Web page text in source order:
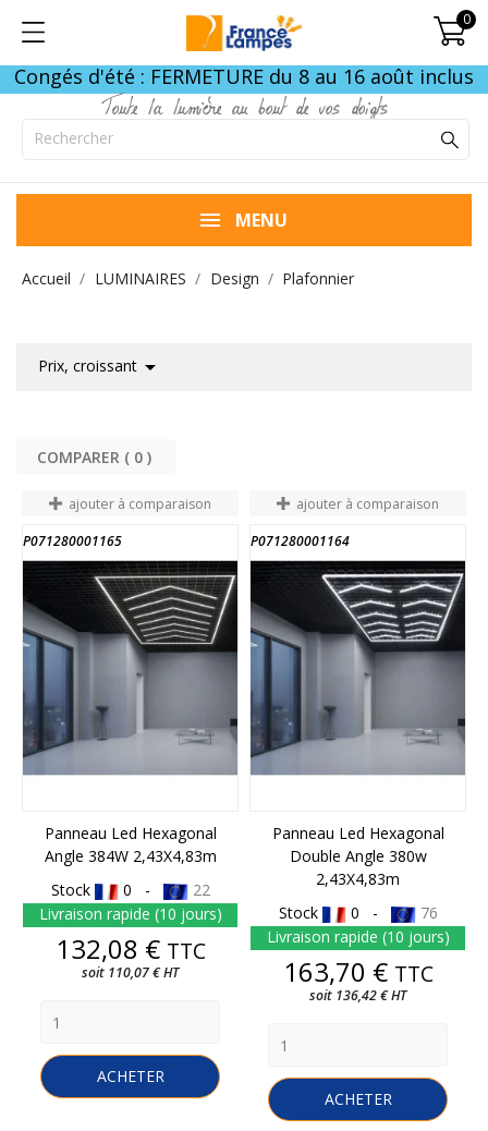
0
Congés d'été : FERMETURE du 8 au 16 août inclus
Toute la lumière au bout de vos doigts
MENU
Accueil LUMINAIRES Design Plafonnier
Prix, croissant 
COMPARER ( 0
ajouter à comparaison
P071280001165
Panneau Led Hexagonal
Angle 384W 2,43X4,83m
Stock
0 -
22
Livraison rapide (10 jours)
Prix
132,08 € TTC
soit 110,07 € HT
ACHETER
ajouter à comparaison
P071280001164
Panneau Led Hexagonal
Double Angle 380w
2,43X4,83m
Stock
0 -
76
Livraison rapide (10 jours)
Prix
163,70 € TTC
soit 136,42 € HT
ACHETER